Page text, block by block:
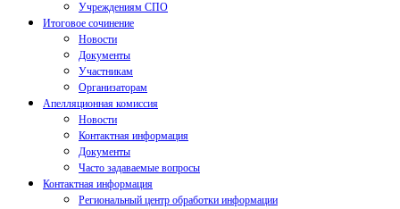
Учреждениям СПО
Итоговое сочинение
Новости
Документы
Участникам
Организаторам
Апелляционная комиссия
Новости
Контактная информация
Документы
Часто задаваемые вопросы
Контактная информация
Региональный центр обработки информации